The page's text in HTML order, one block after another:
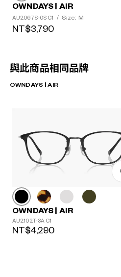
OWNDAYS | AIR
AU2067S-0S C1 / Size: M
NT$3,790
與此商品相同品牌
OWNDAYS | AIR
OWNDAYS | AIR
AU2102T-3A C1
NT$4,290